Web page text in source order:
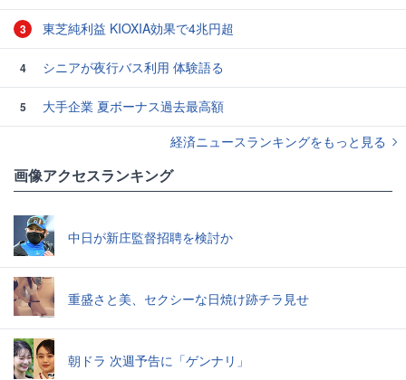
3 東芝純利益 KIOXIA効果で4兆円超
4 シニアが夜行バス利用 体験語る
5
大手企業 夏ボーナス過去最高額
経済ニュースランキングをもっと見る
画像アクセスランキング
中日が新庄監督招聘を検討か
重盛さと美、セクシーな日焼け跡チラ見せ
朝ドラ 次週予告に「ゲンナリ」